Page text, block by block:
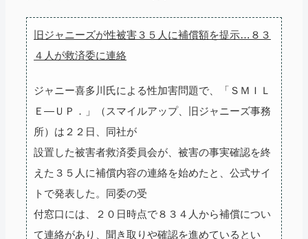
旧ジャニーズが性被害３５人に補償額を提示…８３
４人が救済委に連絡
ジャニー喜多川氏による性加害問題で、「ＳＭＩＬ
Ｅ―ＵＰ．」（スマイルアップ、旧ジャニーズ事務
所）は２２日、同社が
設置した被害者救済委員会が、被害の事実確認を終
えた３５人に補償内容の連絡を始めたと、公式サイ
トで発表した。同委の受
付窓口には、２０日時点で８３４人から補償につい
て連絡があり、聞き取りや確認を進めているとい